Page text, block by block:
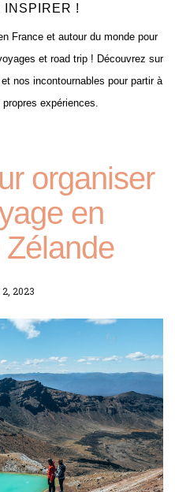
INSPIRER !
France et autour du monde pour
et road trip ! Découvrez sur
nos incontournables pour partir à
expériences.
organiser
en
2023